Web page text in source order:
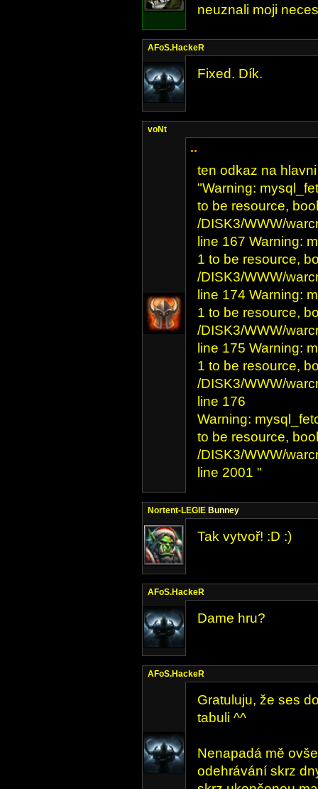
neuznali moji
AFoS.HackeR
Fixed. Dík.
voNt
..
ten odkaz na
"Warning:
to be resource,
/DISK3/WWW/
line 167 Warning:
1 to be resource,
/DISK3/WWW/
line 174 Warning:
1 to be resource,
/DISK3/WWW/
line 175 Warning:
1 to be resource,
/DISK3/WWW/
line 176
Warning:
to be resource,
/DISK3/WWW/
line 2001 "
Nortent-LEGIE Bunney
Tak vytvoř! :D :)
AFoS.HackeR
Dame hru?
AFoS.HackeR
Gratuluju, že ses
tabuli ^^
Nenapadá mě
odehrávání skrz